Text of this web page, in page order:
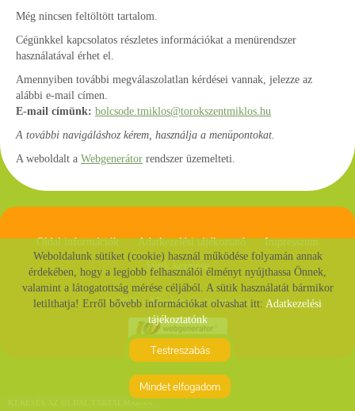
Még nincsen feltöltött tartalom.
Cégünkkel kapcsolatos részletes információkat a menürendszer
használatával érhet el.
Amennyiben további megválaszolatlan kérdései vannak, jelezze az
alábbi e-mail címen.
E-mail címünk: bolcsode.tmiklos@torokszentmiklos.hu
A további navigáláshoz kérem, használja a menüpontokat.
A weboldalt a Webgenerátor rendszer üzemelteti.
© 2026 - Minden jog fenntartva
Oldal információk Adatkezelési tájékoztató
Impresszum
Sütik kezelése
Mindet elfogadom
Testreszabás
Weboldalunk sütiket (cookie) használ működése folyamán annak
érdekében, hogy a legjobb felhasználói élményt nyújthassa Önnek,
valamint a látogatottság mérése céljából. A sütik használatát bármikor
letilthatja! Erről bővebb információkat olvashat itt: Adatkezelési
tájékoztatónk
KERESÉS AZ OLDAL TARTALMÁBAN